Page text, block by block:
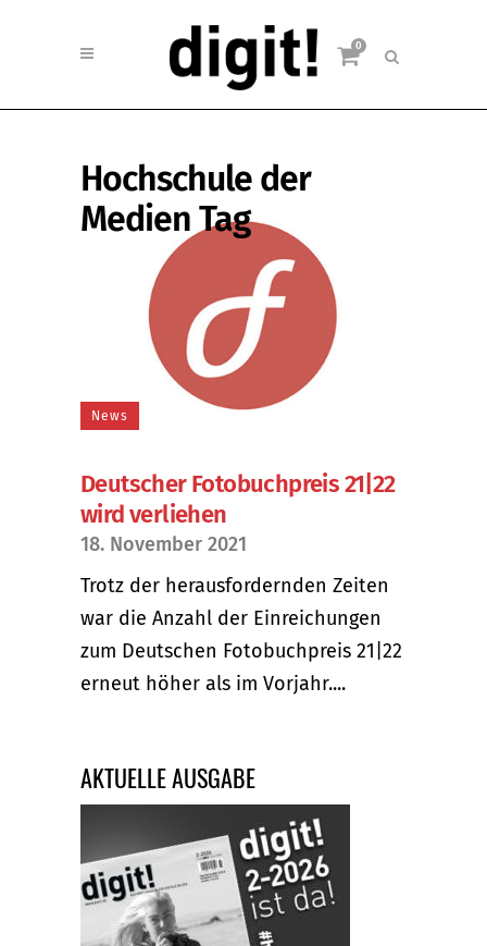
0
Hochschule der
Medien Tag
News
Deutscher Fotobuchpreis 21|22
wird verliehen
18. November 2021
Trotz der herausfordernden Zeiten
war die Anzahl der Einreichungen
zum Deutschen Fotobuchpreis 21|22
erneut höher als im Vorjahr....
AKTUELLE AUSGABE